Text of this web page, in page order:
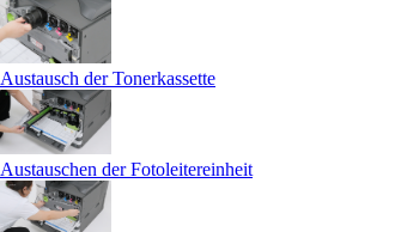
Austausch der Tonerkassette
Austauschen der Fotoleitereinheit